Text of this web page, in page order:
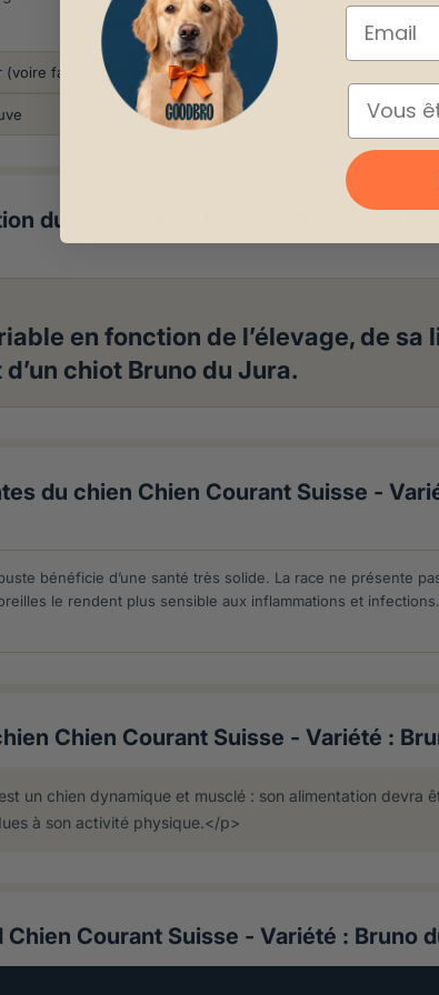
(voire fauve charbonnée)
du chien Chien Courant Suisse -
en fonction de l’élevage, de
chiot Bruno du Jura.
du chien Chien Courant Suisse -
bénéficie d’une santé très solide. La race ne présente
le rendent plus sensible aux inflammations et
Chien Courant Suisse - Variété :
un chien dynamique et musclé : son alimentation
à son activité physique.</p>
Chien Courant Suisse - Variété : Bruno
Email
ESPÈCE